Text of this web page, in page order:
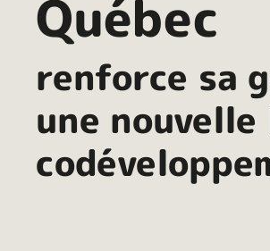
Québec
renforce sa
une